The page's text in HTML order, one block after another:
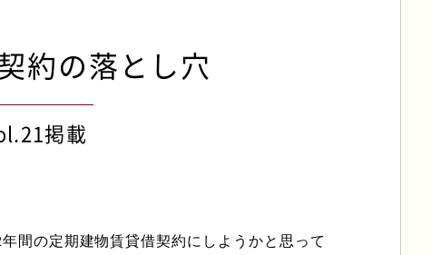
約の落とし穴
掲載
間の定期建物賃貸借契約にしようかと思って